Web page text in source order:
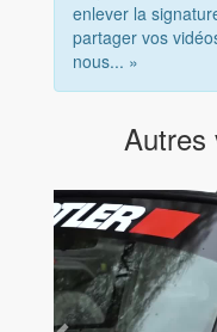
enlever la
partager vos
nous... »
Autres